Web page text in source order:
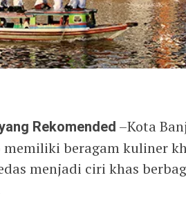
Rekomended –Kota
beragam kuliner
menjadi ciri khas